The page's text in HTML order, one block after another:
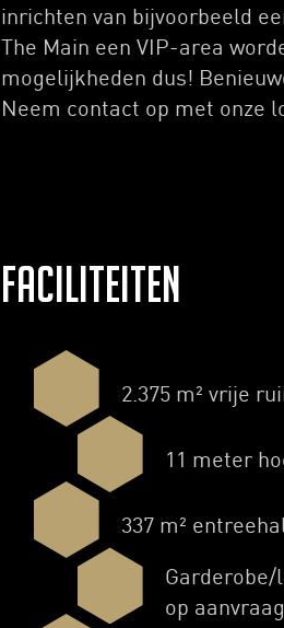
inrichten van bijvoorbeeld
The Main een VIP-area
mogelijkheden dus!
Neem contact op met onze
Faciliteiten
2.375 m² vrije
11 meter
337 m²
Garderobe/
op aanvraag